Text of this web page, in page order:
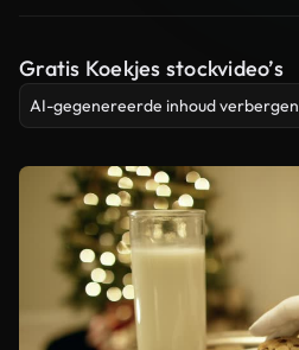
Gratis Koekjes stockvideo’s
AI-gegenereerde inhoud verbergen